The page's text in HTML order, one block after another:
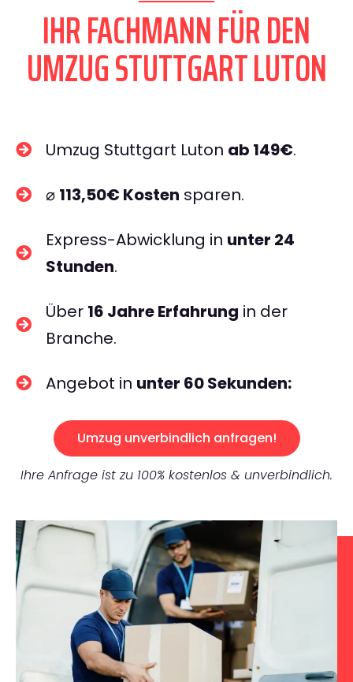
IHR FACHMANN FÜR DEN
UMZUG STUTTGART LUTON
Umzug Stuttgart Luton ab 149€.
⌀ 113,50€ Kosten sparen.
Express-Abwicklung in unter 24
Stunden.
Über 16 Jahre Erfahrung in der
Branche.
Angebot in unter 60 Sekunden:
Umzug unverbindlich anfragen!
Ihre Anfrage ist zu 100% kostenlos & unverbindlich.